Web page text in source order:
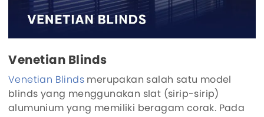
Venetian Blinds
Venetian Blinds merupakan salah satu model
blinds yang menggunakan slat (sirip-sirip)
alumunium yang memiliki beragam corak. Pada